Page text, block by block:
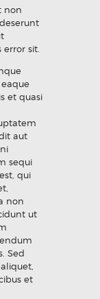
non
error sit.
et quasi
aut
sequi
qui
non
ut
Sed
et